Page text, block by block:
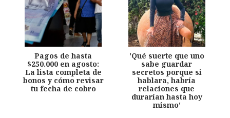
Pagos de hasta
$250.000 en agosto:
La lista completa de
bonos y cómo revisar
tu fecha de cobro
'Qué suerte que uno
sabe guardar
secretos porque si
hablara, habría
relaciones que
durarían hasta hoy
mismo'